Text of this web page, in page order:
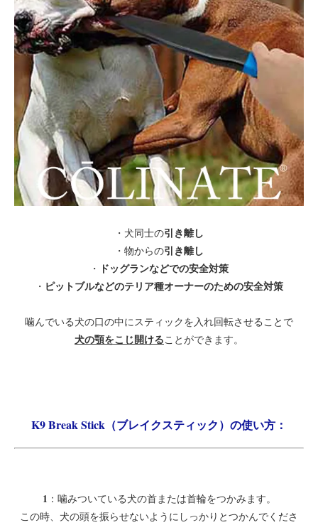
・犬同士の引き離し
・物からの引き離し
・ ドッグランなどでの安全対策
・ ピットブルなどのテリア種オーナーのための安全対策
噛んでいる犬の口の中にスティックを入れ回転させることで
犬の顎をこじ開けることができます。
K9 Break Stick（ブレイクスティック）の使い方：
1 ：噛みついている犬の首または首輪をつかみます。
この時、犬の頭を振らせないようにしっかりとつかんでくださ